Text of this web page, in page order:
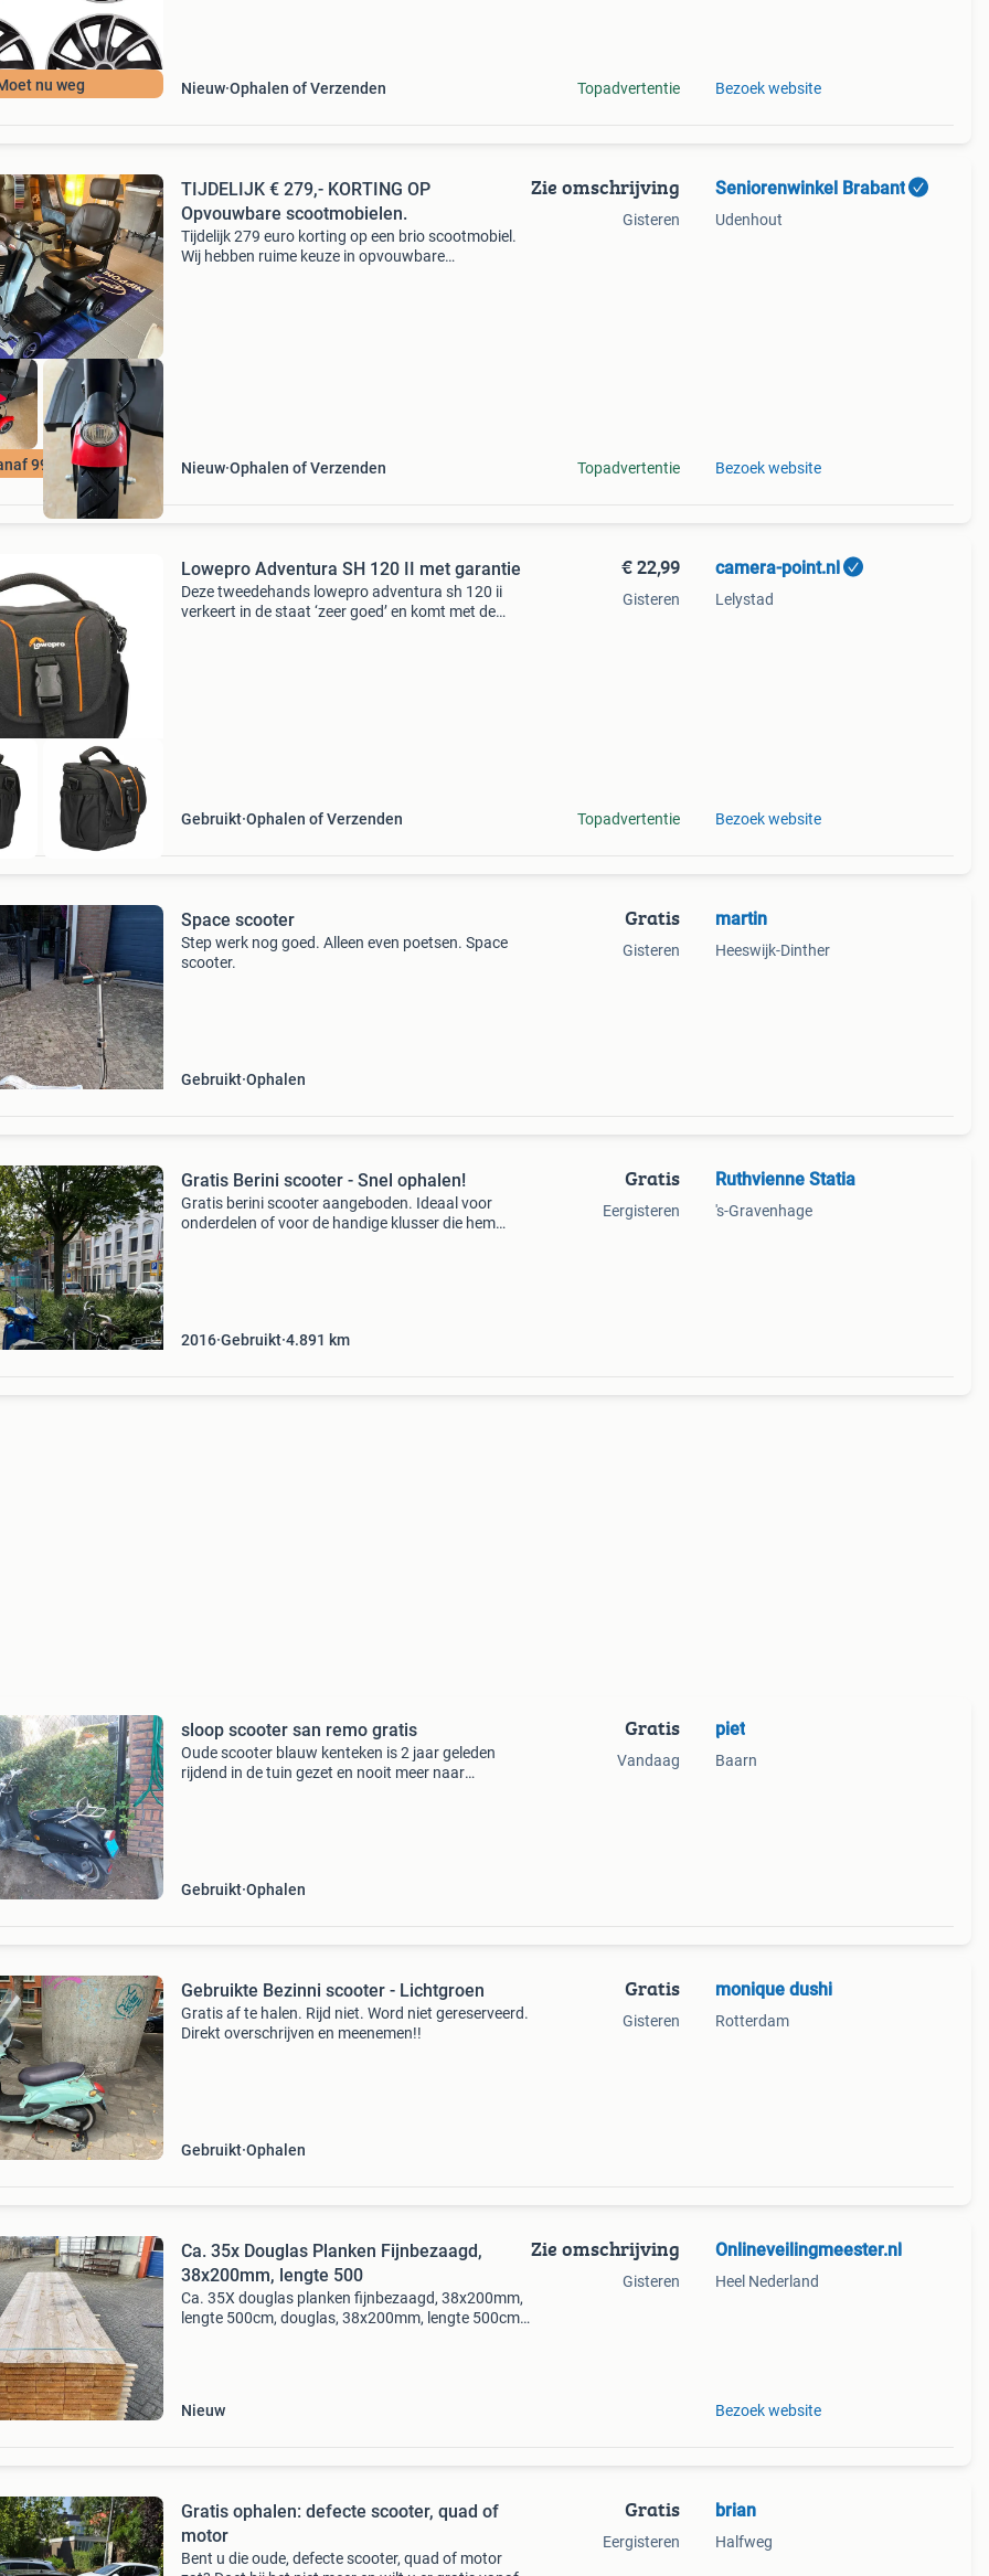
nu weg Nieuw Ophalen of Verzenden Topadvertentie Bezoek website
995 euro
TIJDELIJK € 279,- KORTING OP
Opvouwbare scootmobielen.
Tijdelijk 279 euro korting op een brio scootmobiel.
Wij hebben ruime keuze in opvouwbare
Nieuw Ophalen of Verzenden
Zie omschrijving
Gisteren
Topadvertentie
Seniorenwinkel Brabant
Udenhout
Bezoek website
Lowepro Adventura SH 120 II met garantie
Deze tweedehands lowepro adventura sh 120 ii
verkeert in de staat ‘zeer goed’ en komt met de
Gebruikt Ophalen of Verzenden
€ 22,99
Gisteren
Topadvertentie
camera-point.nl
Lelystad
Bezoek website
Space scooter
Step werk nog goed. Alleen even poetsen. Space
scooter.
Gebruikt Ophalen
Gratis
Gisteren
martin
Heeswijk-Dinther
Gratis Berini scooter - Snel ophalen!
Gratis berini scooter aangeboden. Ideaal voor
onderdelen of voor de handige klusser die hem
2016 Gebruikt 4.891 km
Gratis
Eergisteren
Ruthvienne Statia
's-Gravenhage
sloop scooter san remo gratis
Oude scooter blauw kenteken is 2 jaar geleden
rijdend in de tuin gezet en nooit meer naar
Gebruikt Ophalen
Gratis
Vandaag
piet
Baarn
Gebruikte Bezinni scooter - Lichtgroen
Gratis af te halen. Rijd niet. Word niet gereserveerd.
Direkt overschrijven en meenemen!!
Gebruikt Ophalen
Gratis
Gisteren
monique dushi
Rotterdam
Ca. 35x Douglas Planken Fijnbezaagd,
38x200mm, lengte 500
Ca. 35X douglas planken fijnbezaagd, 38x200mm,
lengte 500cm, douglas, 38x200mm, lengte 500cm,
Nieuw
Zie omschrijving
Gisteren
Onlineveilingmeester.nl
Heel Nederland
Bezoek website
Gratis ophalen: defecte scooter, quad of
motor
Bent u die oude, defecte scooter, quad of motor
Gratis
Eergisteren
brian
Halfweg